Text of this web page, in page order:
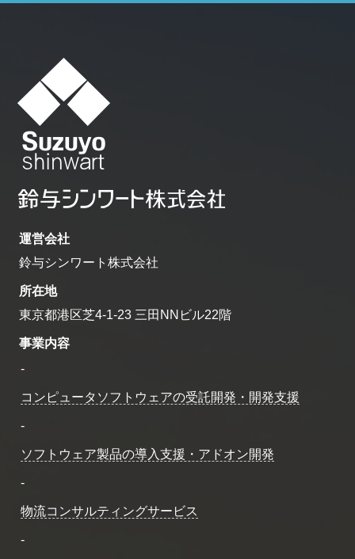
運営会社
鈴与シンワート株式会社
所在地
東京都港区芝4-1-23 三田NNビル22階
事業内容
-
コンピュータソフトウェアの受託開発・開発支援
-
ソフトウェア製品の導入支援・アドオン開発
-
物流コンサルティングサービス
-